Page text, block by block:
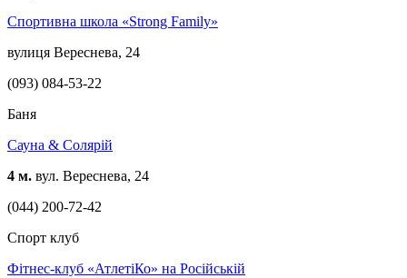
Спортивна школа «Strong Family»
вулиця Вереснева, 24
(093) 084-53-22
Баня
Сауна & Солярiй
4 м. вул. Вереснева, 24
(044) 200-72-42
Спорт клуб
Фітнес-клуб «АтлетіКо» на Російській